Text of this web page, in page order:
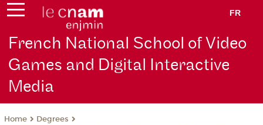
FR
French National School of Video
Games and Digital Interactive
Media
Home
Degrees